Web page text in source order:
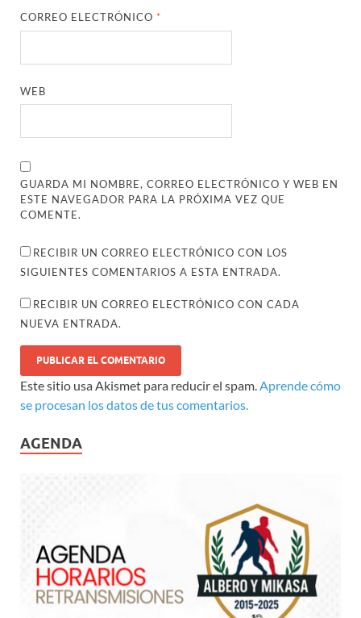
CORREO ELECTRÓNICO *
WEB
GUARDA MI NOMBRE, CORREO ELECTRÓNICO Y WEB EN
ESTE NAVEGADOR PARA LA PRÓXIMA VEZ QUE
COMENTE.
RECIBIR UN CORREO ELECTRÓNICO CON LOS
SIGUIENTES COMENTARIOS A ESTA ENTRADA.
RECIBIR UN CORREO ELECTRÓNICO CON CADA
NUEVA ENTRADA.
Este sitio usa Akismet para reducir el spam.Aprende cómo
se procesan los datos de tus comentarios.
AGENDA